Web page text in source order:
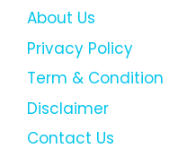
About Us
Privacy Policy
Term & Condition
Disclaimer
Contact Us